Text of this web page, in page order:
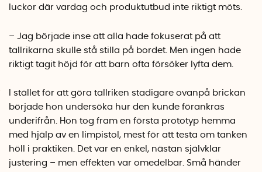
luckor där vardag och produktutbud inte riktigt möts.
– Jag började inse att alla hade fokuserat på att
tallrikarna skulle stå stilla på bordet. Men ingen hade
riktigt tagit höjd för att barn ofta försöker lyfta dem.
I stället för att göra tallriken stadigare ovanpå brickan
började hon undersöka hur den kunde förankras
underifrån. Hon tog fram en första prototyp hemma
med hjälp av en limpistol, mest för att testa om tanken
höll i praktiken. Det var en enkel, nästan självklar
justering – men effekten var omedelbar. Små händer